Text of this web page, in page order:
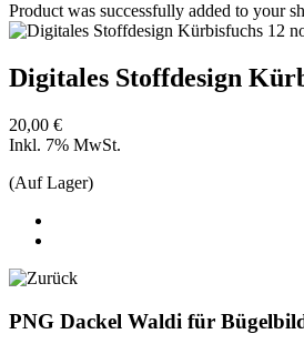
Product was successfully added to your
Digitales Stoffdesign
20,00 €
Inkl. 7% MwSt.
(Auf Lager)
PNG Dackel Waldi für